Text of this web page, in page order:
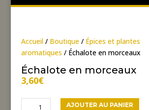
Accueil/ Boutique/ Épices et plantes
aromatiques / Échalote en morceaux
Échalote en morceaux
3,60€
quantité
AJOUTER AU PANIER